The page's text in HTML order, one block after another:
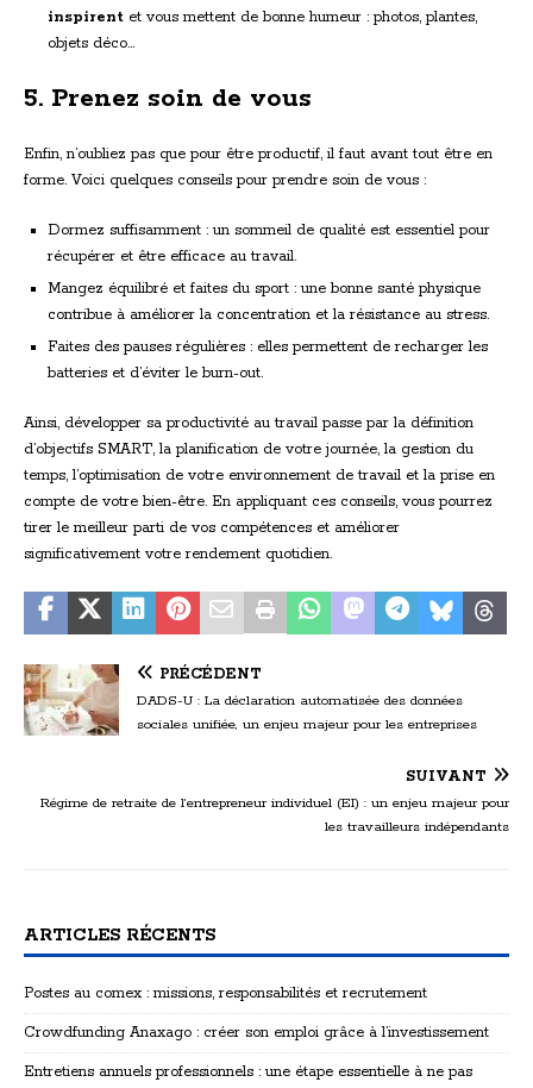
inspirent et vous mettent de bonne humeur : photos, plantes,
objets déco…
5. Prenez soin de vous
Enfin, n’oubliez pas que pour être productif, il faut avant tout être en
forme. Voici quelques conseils pour prendre soin de vous :
Dormez suffisamment : un sommeil de qualité est essentiel pour
récupérer et être efficace au travail.
Mangez équilibré et faites du sport : une bonne santé physique
contribue à améliorer la concentration et la résistance au stress.
Faites des pauses régulières : elles permettent de recharger les
batteries et d’éviter le burn-out.
Ainsi, développer sa productivité au travail passe par la définition
d’objectifs SMART, la planification de votre journée, la gestion du
temps, l’optimisation de votre environnement de travail et la prise en
compte de votre bien-être. En appliquant ces conseils, vous pourrez
tirer le meilleur parti de vos compétences et améliorer
significativement votre rendement quotidien.
PRÉCÉDENT
DADS-U : La déclaration automatisée des données
sociales unifiée, un enjeu majeur pour les entreprises
SUIVANT
Régime de retraite de l’entrepreneur individuel (EI) : un enjeu majeur pour
les travailleurs indépendants
ARTICLES RÉCENTS
Postes au comex : missions, responsabilités et recrutement
Crowdfunding Anaxago : créer son emploi grâce à l’investissement
Entretiens annuels professionnels : une étape essentielle à ne pas